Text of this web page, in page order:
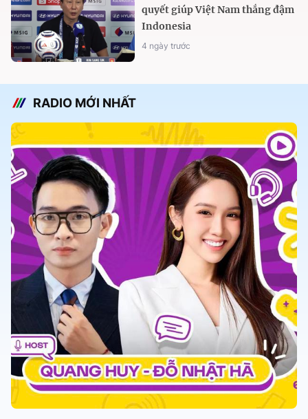
quyết giúp Việt Nam thắng đậm
Indonesia
4 ngày trước
RADIO MỚI NHẤT